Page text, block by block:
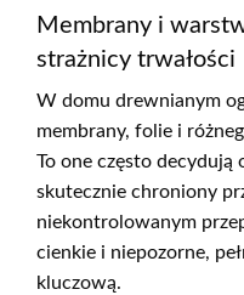
Membrany i
strażnicy trwałości
W domu drewnianym
membrany, folie i
To one często decydują
skutecznie chroniony
niekontrolowanym
cienkie i niepozorne,
kluczową.